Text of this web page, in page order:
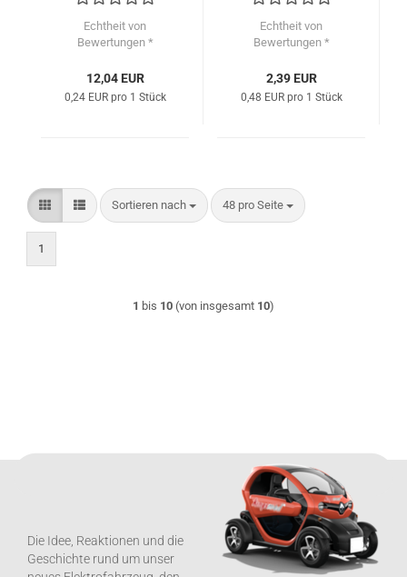
Echtheit von
Bewertungen *
12,04 EUR
0,24 EUR pro 1 Stück
Echtheit von
Bewertungen *
2,39 EUR
0,48 EUR pro 1 Stück
Sortieren nach
Sortieren nach 48 pro Seite
pro Seite
1
1 bis 10 (von insgesamt 10)
Die Idee, Reaktionen und die
Geschichte rund um unser